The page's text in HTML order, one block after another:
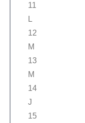
11
L
12
M
13
M
14
J
15